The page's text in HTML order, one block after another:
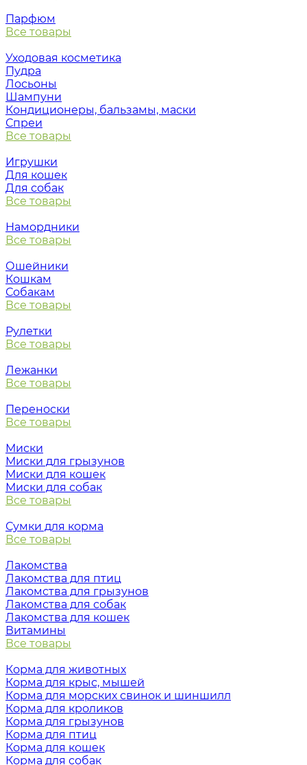
Парфюм
Все товары
Уходовая косметика
Пудра
Лосьоны
Шампуни
Кондиционеры, бальзамы, маски
Спреи
Все товары
Игрушки
Для кошек
Для собак
Все товары
Намордники
Все товары
Ошейники
Кошкам
Собакам
Все товары
Рулетки
Все товары
Лежанки
Все товары
Переноски
Все товары
Миски
Миски для грызунов
Миски для кошек
Миски для собак
Все товары
Сумки для корма
Все товары
Лакомства
Лакомства для птиц
Лакомства для грызунов
Лакомства для собак
Лакомства для кошек
Витамины
Все товары
Корма для животных
Корма для крыс, мышей
Корма для морских свинок и шиншилл
Корма для кроликов
Корма для грызунов
Корма для птиц
Корма для кошек
Корма для собак